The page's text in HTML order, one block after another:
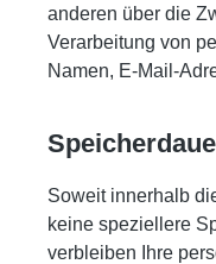
anderen über die
Verarbeitung von
Namen, E-Mail-
Soweit innerhalb
keine speziellere
verbleiben Ihre